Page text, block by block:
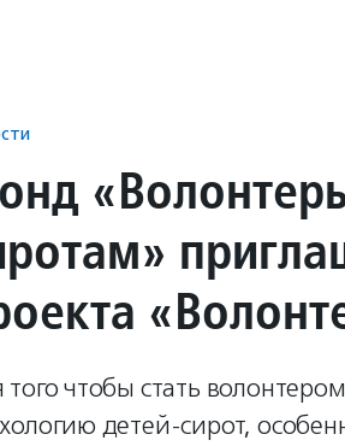
того чтобы стать
детей-сирот,